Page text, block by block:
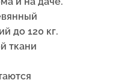
до 120 кг.
ткани